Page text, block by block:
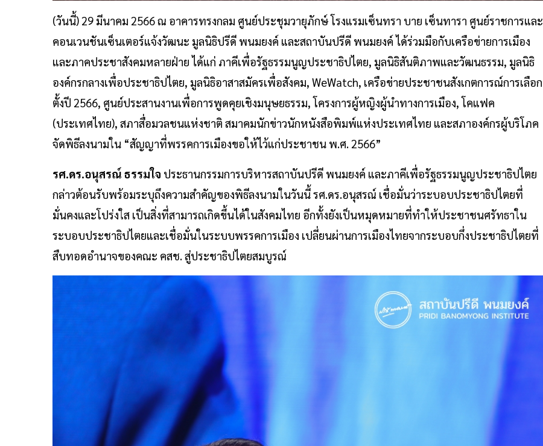
(วันนี้) 29 มีนาคม 2566 ณ อาคารทรงกลม ศูนย์ประชุมวายุภักษ์ โรงแรมเซ็นทรา บาย เซ็นทารา ศูนย์ราชการและ
คอนเวนชันเซ็นเตอร์แจ้งวัฒนะ มูลนิธิปรีดี พนมยงค์ และสถาบันปรีดี พนมยงค์ ได้ร่วมมือกับเครือข่ายการเมือง
และภาคประชาสังคมหลายฝ่าย ได้แก่ ภาคีเพื่อรัฐธรรมนูญประชาธิปไตย, มูลนิธิสันติภาพและวัฒนธรรม, มูลนิธิ
องค์กรกลางเพื่อประชาธิปไตย, มูลนิธิอาสาสมัครเพื่อสังคม, WeWatch, เครือข่ายประชาชนสังเกตการณ์การเลือก
ตั้งปี 2566, ศูนย์ประสานงานเพื่อการพูดคุยเชิงมนุษยธรรม, โครงการผู้หญิงผู้นำทางการเมือง, โคแฟค
(ประเทศไทย), สภาสื่อมวลชนแห่งชาติ สมาคมนักข่าวนักหนังสือพิมพ์แห่งประเทศไทย และสภาองค์กรผู้บริโภค
จัดพิธีลงนามใน “สัญญาที่พรรคการเมืองขอให้ไว้แก่ประชาชน พ.ศ. 2566”
รศ.ดร.อนุสรณ์ ธรรมใจ ประธานกรรมการบริหารสถาบันปรีดี พนมยงค์ และภาคีเพื่อรัฐธรรมนูญประชาธิปไตย
กล่าวต้อนรับพร้อมระบุถึงความสำคัญของพิธีลงนามในวันนี้ รศ.ดร.อนุสรณ์ เชื่อมั่นว่าระบอบประชาธิปไตยที่
มั่นคงและโปร่งใส เป็นสิ่งที่สามารถเกิดขึ้นได้ในสังคมไทย อีกทั้งยังเป็นหมุดหมายที่ทำให้ประชาชนศรัทธาใน
ระบอบประชาธิปไตยและเชื่อมั่นในระบบพรรคการเมือง เปลี่ยนผ่านการเมืองไทยจากระบอบกึ่งประชาธิปไตยที่
สืบทอดอำนาจของคณะ คสช. สู่ประชาธิปไตยสมบูรณ์